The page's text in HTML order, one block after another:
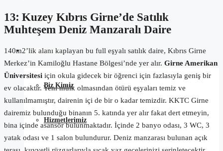
Günlük Kiralık
Hakkımızda
Biz Kimiz
Hizmetlerimiz
13. Kuzey Kıbrıs Girne’de Satılık
Muhteşem Deniz Manzaralı Daire
140m2’lik alanı kaplayan bu full eşyalı satılık daire, Kıbrıs Girne
Merkez’in Kamiloğlu Hastane Bölgesi’nde yer alır. Girne Amerikan
Üniversitesi için okula gidecek bir öğrenci için fazlasıyla geniş bir
ev olacaktır. Yeni mülk olmasından ötürü eşyaları temiz ve
kullanılmamıştır, dairenin içi de bir o kadar temizdir. KKTC Girne
dairemiz bulunduğu binanın 5. katında yer alır fakat dert etmeyin,
bina içinde asansör bulunmaktadır. İçinde 2 banyo odası, 3 WC, 3
yatak odası ve 1 salon bulundurur. Deniz manzarası bulunan açık